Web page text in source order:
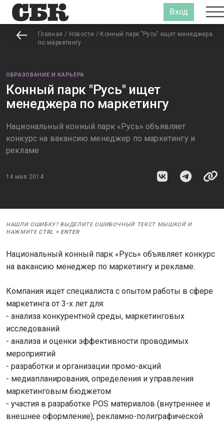
Вход
Главная / Новости / Конный парк "Русь" ищет менеджера
по маркетингу
ОБРАЗОВАНИЕ И КАРЬЕРА
Конный парк "Русь" ищет
менеджера по маркетингу
Национальный конный парк «Русь» объявляет
конкурс на вакансию менеджер по маркетингу и
рекламе
14 мая 2014
НАШЛИ ОШИБКУ? ВЫДЕЛИТЕ ОШИБОЧНЫЙ ТЕКСТ МЫШКОЙ И
НАЖМИТЕ CTRL + ENTER
Национальный конный парк «Русь» объявляет конкурс
на вакансию менеджер по маркетингу и рекламе.
Компания ищет специалиста с опытом работы в сфере
маркетинга от 3-х лет для:
- анализа конкурентной среды, маркетинговых
исследований
- анализа и оценки эффективности проводимых
мероприятий
- разработки и организации промо-акций
- медиапланирования, определения и управления
маркетинговым бюджетом
- участия в разработке POS материалов (внутреннее и
внешнее оформление), рекламно-полиграфической